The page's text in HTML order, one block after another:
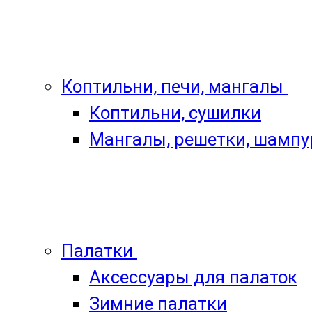
Коптильни, печи, мангалы
Коптильни, сушилки
Мангалы, решетки,
Палатки
Аксессуары для палаток
Зимние палатки